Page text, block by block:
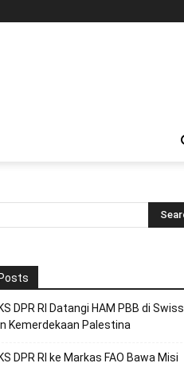
DPR RI Datangi HAM PBB di Swiss
Kemerdekaan Palestina
DPR RI ke Markas FAO Bawa Misi